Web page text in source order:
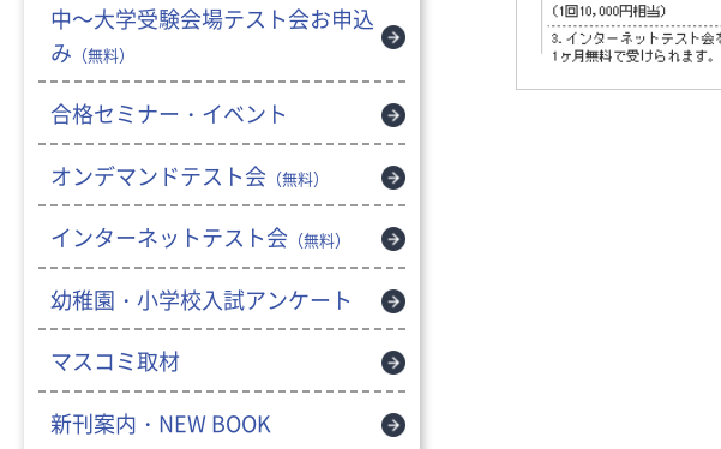
中～大学受験会場テスト会お申込
み （無料）
合格セミナー・イベント
オンデマンドテスト会 （無料）
インターネットテスト会 （無料）
幼稚園・小学校入試アンケート
マスコミ取材
新刊案内・NEW BOOK